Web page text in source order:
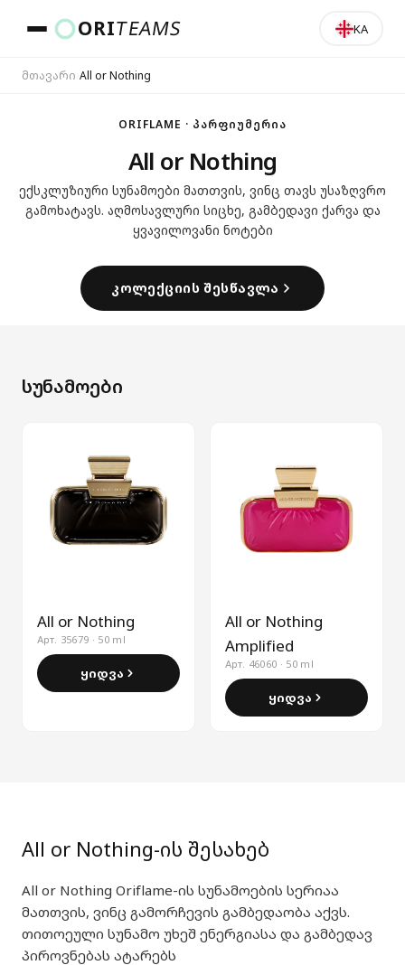
ORITEAMS KA
ᲒᲐᲓᲐᲡᲕᲚᲐ
მთავარი All or Nothing
ORIFLAME · ᲞᲐᲠᲤᲘᲣᲛᲔᲠᲘᲐ
All or Nothing
ექსკლუზიური სუნამოები მათთვის, ვინც თავს უსაზღვრო
გამოხატავს. აღმოსავლური სიცხე, გამბედავი ქარვა და
ყვავილოვანი ნოტები
ᲙᲝᲚᲔᲥᲪᲘᲘᲡ ᲨᲔᲡᲬᲐᲕᲚᲐ
სუნამოები
All or Nothing
Арт. 35679 · 50 ml
ყიდვა
All or Nothing
Amplified
Арт. 46060 · 50 ml
ყიდვა
All or Nothing-ის შესახებ
All or Nothing Oriflame-ის სუნამოების სერიაა
მათთვის, ვინც გამორჩევის გამბედაობა აქვს.
თითოეული სუნამო უხეშ ენერგიასა და გამბედავ
პიროვნებას ატარებს